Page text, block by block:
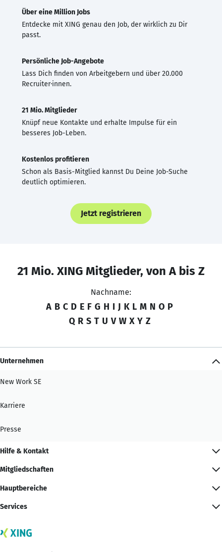
Über eine Million Jobs
Entdecke mit XING genau den Job, der wirklich zu Dir
passt.
Persönliche Job-Angebote
Lass Dich finden von Arbeitgebern und über 20.000
Recruiter·innen.
21 Mio. Mitglieder
Knüpf neue Kontakte und erhalte Impulse für ein
besseres Job-Leben.
Kostenlos profitieren
Schon als Basis-Mitglied kannst Du Deine Job-Suche
deutlich optimieren.
Jetzt registrieren
21 Mio. XING Mitglieder, von A bis Z
Nachname:
A B C D E F G H I J K L M N O P
Q R S T U V W X Y Z
Unternehmen
New Work SE
Karriere
Presse
Hilfe & Kontakt
Mitgliedschaften
Hauptbereiche
Services